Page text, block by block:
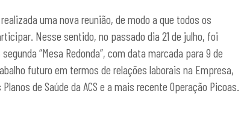
uma nova reunião, de modo a que todos os
Nesse sentido, no passado dia 21 de julho, foi
“Mesa Redonda”, com data marcada para 9 de
futuro em termos de relações laborais na Empresa,
de Saúde da ACS e a mais recente Operação Picoas.